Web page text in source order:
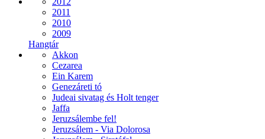
2011
2010
2009
Hangtár
Akkon
Cezarea
Ein Karem
Genezáreti tó
Judeai sivatag és Holt tenger
Jaffa
Jeruzsálembe fel!
Jeruzsálem - Via Dolorosa